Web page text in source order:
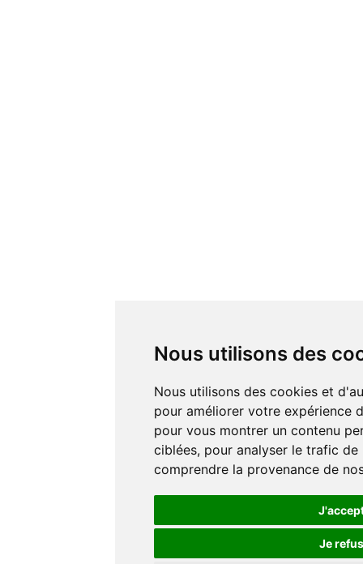
Nous utilisons des
Nous utilisons des cookies et d'autres technologies de suivi
pour améliorer votre expérience
pour vous montrer un contenu
ciblées, pour analyser le trafic
comprendre la provenance de
Je